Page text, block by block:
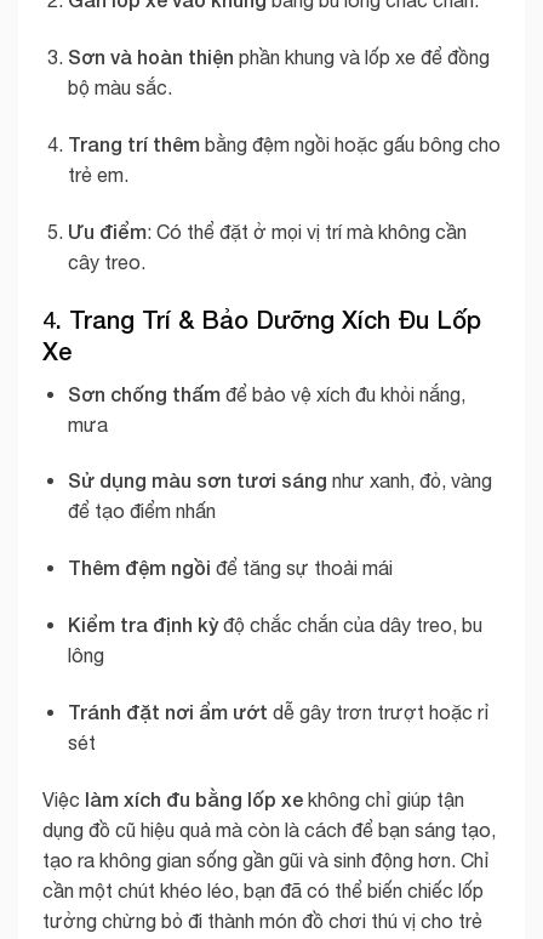
Sơn và hoàn thiện phần khung và lốp xe để đồng
bộ màu sắc.
Trang trí thêmbằng đệm ngồi hoặc gấu bông cho
trẻ em.
Ưu điểm: Có thể đặt ở mọi vị trí mà không cần
cây treo.
4. Trang Trí & Bảo Dưỡng Xích Đu Lốp
Xe
Sơn chống thấmđể bảo vệ xích đu khỏi nắng,
mưa
Sử dụng màu sơn tươi sáng như xanh, đỏ, vàng
để tạo điểm nhấn
Thêm đệm ngồi để tăng sự thoải mái
Kiểm tra định kỳđộ chắc chắn của dây treo, bu
lông
Tránh đặt nơi ẩm ướt dễ gây trơn trượt hoặc rỉ
sét
Việc làm xích đu bằng lốp xe không chỉ giúp tận
dụng đồ cũ hiệu quả mà còn là cách để bạn sáng tạo,
tạo ra không gian sống gần gũi và sinh động hơn. Chỉ
cần một chút khéo léo, bạn đã có thể biến chiếc lốp
tưởng chừng bỏ đi thành món đồ chơi thú vị cho trẻ